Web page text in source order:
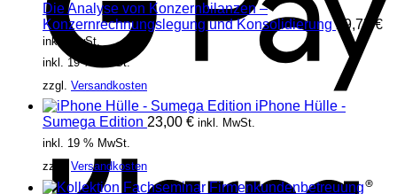
Die Analyse von Konzernbilanzen –
Konzernrechnungslegung und Konsolidierung 29,75€
inkl. MwSt.
inkl. 19 % MwSt.
zzgl. Versandkosten
iPhone Hülle -
Sumega Edition 23,00 € inkl. MwSt.
inkl. 19 % MwSt.
zzgl. Versandkosten